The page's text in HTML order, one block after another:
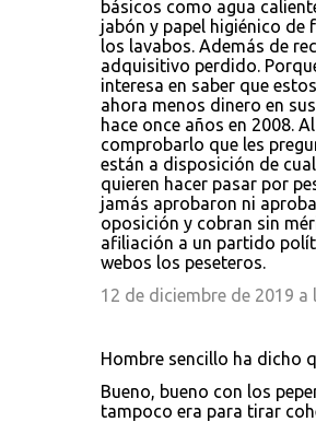
básicos como agua
jabón y papel higiénico de
los lavabos. Además de
adquisitivo perdido.
interesa en saber que
ahora menos dinero en
hace once años en 2008.
comprobarlo que les
están a disposición de
quieren hacer pasar por
jamás aprobaron ni
oposición y cobran sin
afiliación a un partido
webos los peseteros.
12 de diciembre de 2019 a
Hombre sencillo ha dicho
Bueno, bueno con los
tampoco era para tirar